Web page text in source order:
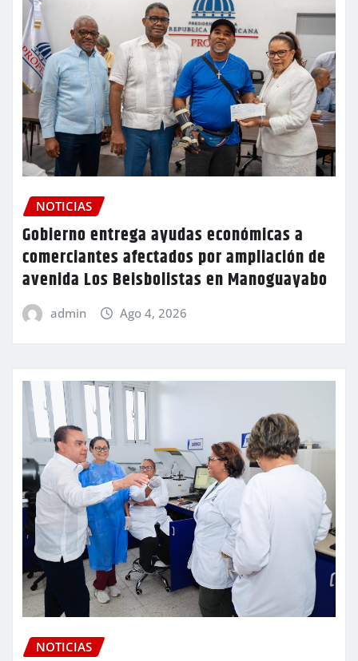
NOTICIAS
Gobierno entrega ayudas económicas a
comerciantes afectados por ampliación de
avenida Los Beisbolistas en Manoguayabo
admin Ago 4, 2026
NOTICIAS